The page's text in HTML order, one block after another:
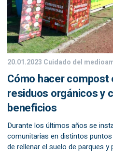
20.01.2023 Cuidado del
Cómo hacer compost
residuos orgánicos y
beneficios
Durante los últimos años se
comunitarias en distintos
de rellenar el suelo de parques y